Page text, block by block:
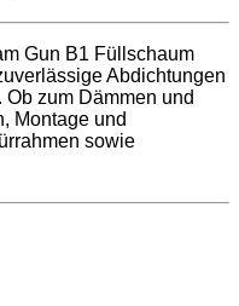
Gun B1 Füllschaum
Abdichtungen
zum Dämmen und
Montage und
sowie
ist vielseitig
und einer hohen
Gun B1 Füllschaum
ist beständig gegen